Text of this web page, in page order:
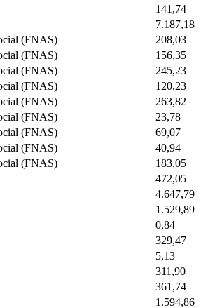
141,74
7.187,18
(FNAS)
208,03
(FNAS)
156,35
(FNAS)
245,23
(FNAS)
120,23
(FNAS)
263,82
(FNAS)
23,78
(FNAS)
69,07
(FNAS)
40,94
(FNAS)
183,05
472,05
4.647,79
1.529,89
0,84
329,47
5,13
311,90
361,74
1.594,86